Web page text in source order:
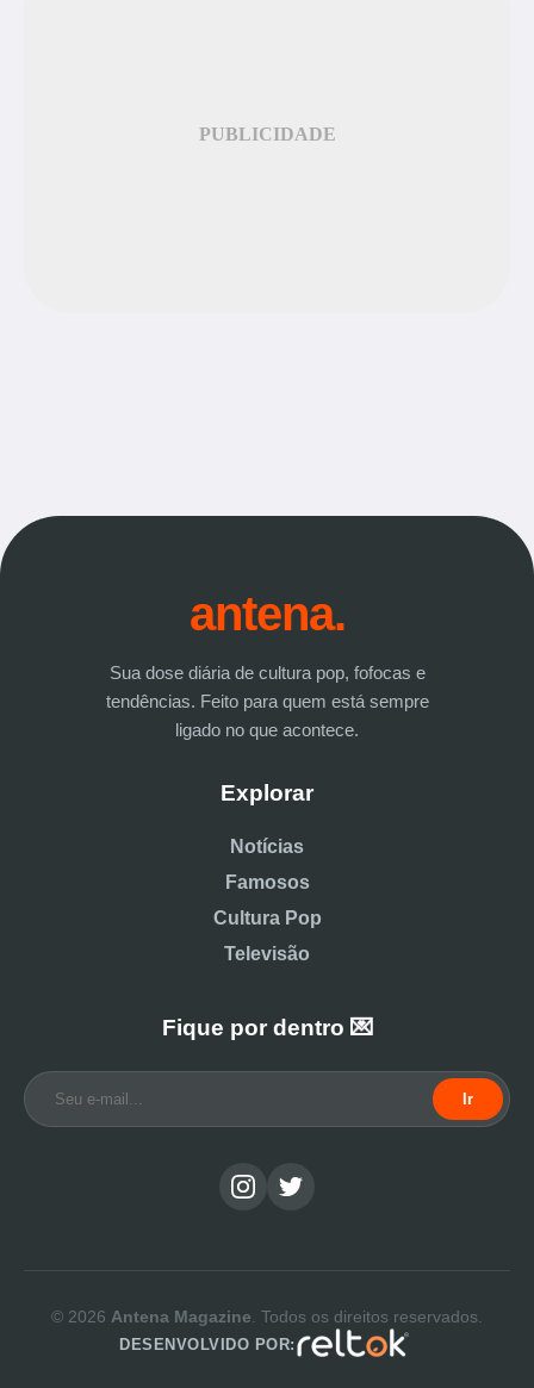
PUBLICIDADE
antena.
Sua dose diária de cultura pop, fofocas e
tendências. Feito para quem está sempre
ligado no que acontece.
Explorar
Notícias
Famosos
Cultura Pop
Televisão
Fique por dentro 💌
Ir
© 2026 Antena Magazine . Todos os direitos reservados.
DESENVOLVIDO POR: